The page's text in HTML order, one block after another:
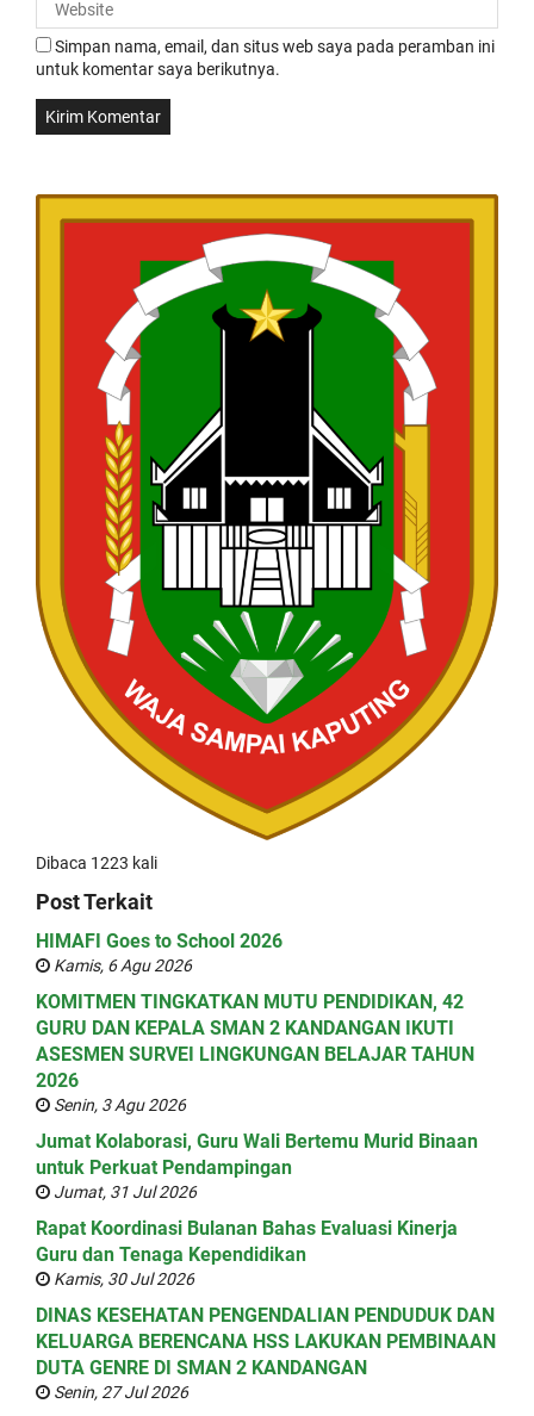
Simpan nama, email, dan situs web saya pada peramban ini
untuk komentar saya berikutnya.
Dibaca 1223 kali
Post Terkait
HIMAFI Goes to School 2026
Kamis, 6 Agu 2026
KOMITMEN TINGKATKAN MUTU PENDIDIKAN, 42
GURU DAN KEPALA SMAN 2 KANDANGAN IKUTI
ASESMEN SURVEI LINGKUNGAN BELAJAR TAHUN
2026
Senin, 3 Agu 2026
Jumat Kolaborasi, Guru Wali Bertemu Murid Binaan
untuk Perkuat Pendampingan
Jumat, 31 Jul 2026
Rapat Koordinasi Bulanan Bahas Evaluasi Kinerja
Guru dan Tenaga Kependidikan
Kamis, 30 Jul 2026
DINAS KESEHATAN PENGENDALIAN PENDUDUK DAN
KELUARGA BERENCANA HSS LAKUKAN PEMBINAAN
DUTA GENRE DI SMAN 2 KANDANGAN
Senin, 27 Jul 2026